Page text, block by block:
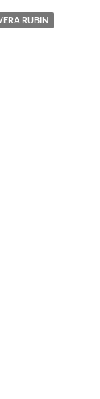
RUBIN